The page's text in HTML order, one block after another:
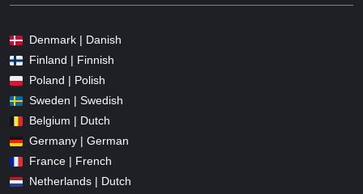
Denmark | Danish
Finland | Finnish
Poland | Polish
Sweden | Swedish
Belgium | Dutch
Germany | German
France | French
Netherlands | Dutch